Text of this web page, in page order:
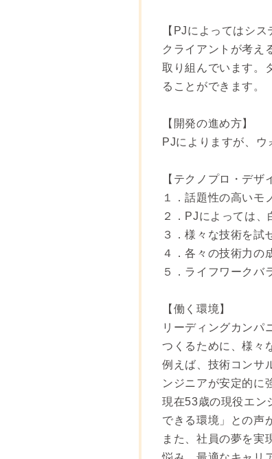
【PJによってはシス
クライアントが考え
取り組んでいます。
ることができます。
【開発の進め方】
PJによりますが、ウ
【テクノプロ・デザ
１．話題性の高いモ
２．PJによっては、
３．様々な技術を試
４．各々の技術力の
５．ライフワークバ
【働く環境】
リーディングカンパ
つくるために、様々
例えば、技術コンサ
ンジニアが安定的に
現在53歳の現役エン
できる環境」との声
また、社員の夢を実